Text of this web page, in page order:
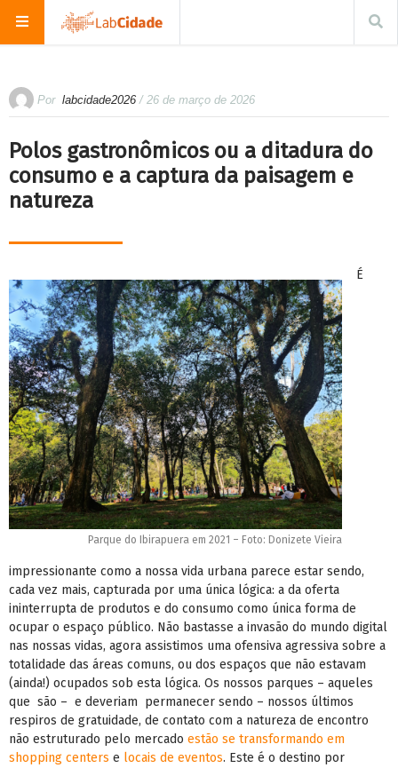
Por labcidade2026 / 26 de março de 2026
Polos gastronômicos ou a ditadura do
consumo e a captura da paisagem e
natureza
Parque do Ibirapuera em 2021 – Foto: Donizete Vieira
É
impressionante como a nossa vida urbana parece estar sendo,
cada vez mais, capturada por uma única lógica: a da oferta
ininterrupta de produtos e do consumo como única forma de
ocupar o espaço público. Não bastasse a invasão do mundo digital
nas nossas vidas, agora assistimos uma ofensiva agressiva sobre a
totalidade das áreas comuns, ou dos espaços que não estavam
(ainda!) ocupados sob esta lógica. Os nossos parques – aqueles
que são – e deveriam permanecer sendo – nossos últimos
respiros de gratuidade, de contato com a natureza de encontro
não estruturado pelo mercado estão se transformando em
shopping centers e locais de eventos. Este é o destino por